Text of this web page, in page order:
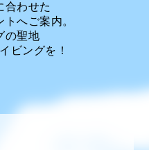
合わせた
へご案内。
の聖地
ビングを！